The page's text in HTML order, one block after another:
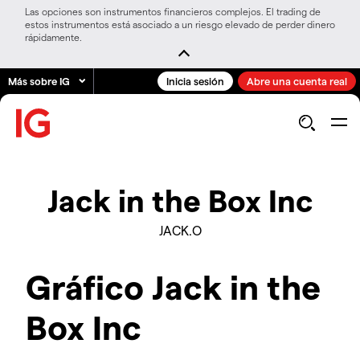
Las opciones son instrumentos financieros complejos. El trading de
estos instrumentos está asociado a un riesgo elevado de perder dinero
rápidamente.
Más sobre IG Inicia sesión Abre una cuenta real
Jack in the Box Inc
JACK.O
Gráfico Jack in the
Box Inc